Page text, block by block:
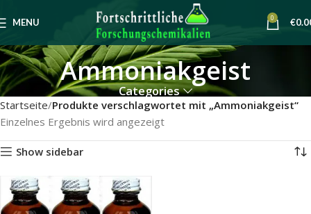
MENU 0 €
Ammoniakgeist
Categories
Startseite Produkte verschlagwortet mit „Ammoniakgeist“
Einzelnes Ergebnis wird angezeigt
Show sidebar